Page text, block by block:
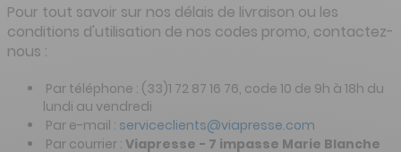
Pour tout savoir sur nos délais de livraison ou les
conditions d'utilisation de nos codes promo, contactez-
nous :
Par téléphone : (33)1 72 87 16 76, code 10 de 9h à 18h du
lundi au vendredi
Par e-mail : serviceclients@viapresse.com
Par courrier : Viapresse - 7 impasse Marie Blanche